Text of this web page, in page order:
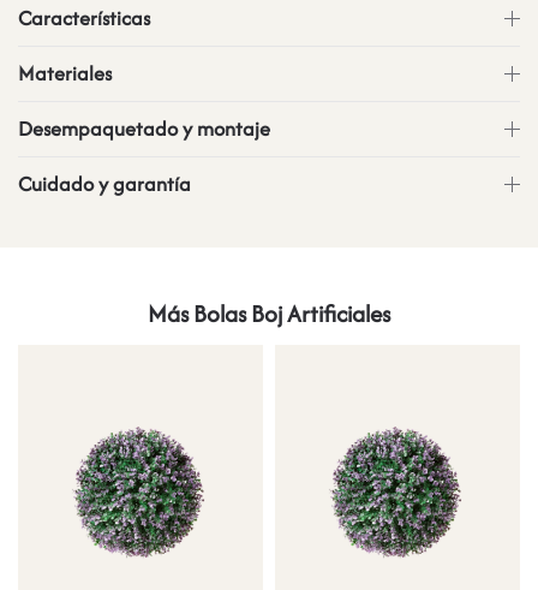
Características
Materiales
Desempaquetado y montaje
Cuidado y garantía
Más Bolas Boj Artificiales